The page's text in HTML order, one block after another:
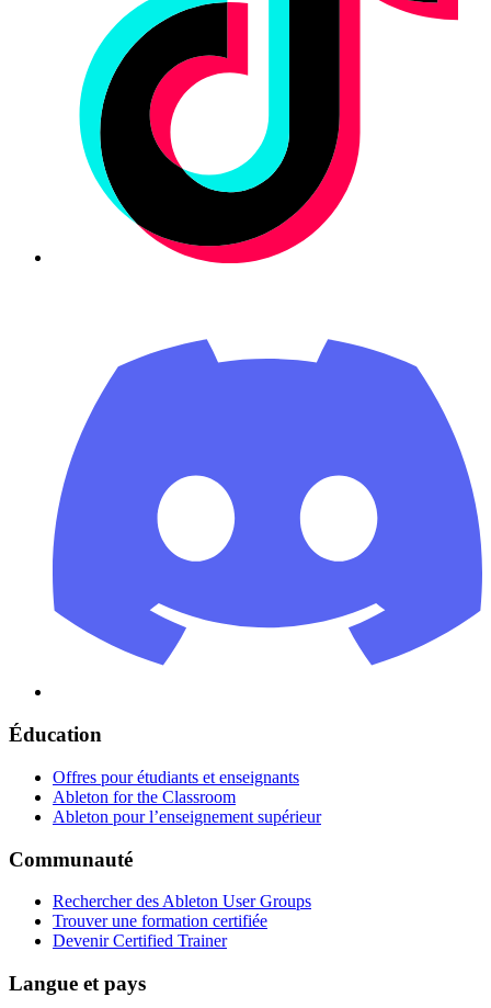
Éducation
Offres pour étudiants et enseignants
Ableton for the Classroom
Ableton pour l’enseignement supérieur
Communauté
Rechercher des Ableton User Groups
Trouver une formation certifiée
Devenir Certified Trainer
Langue et pays